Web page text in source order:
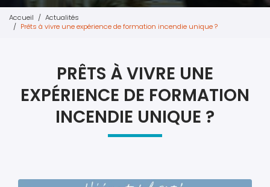
Accueil
Actualités
Prêts à vivre une expérience de formation incendie unique ?
PRÊTS À VIVRE UNE
EXPÉRIENCE DE FORMATION
INCENDIE UNIQUE ?